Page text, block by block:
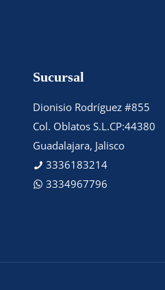
Sucursal
Dionisio Rodríguez #855
Col. Oblatos S.L.CP:44380
Guadalajara, Jalisco
3336183214
3334967796